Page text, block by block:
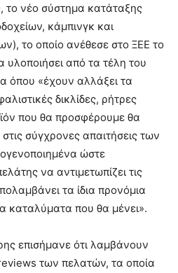
το νέο σύστημα κατάταξης
κάμπινγκ και
το οποίο ανέθεσε στο ΞΕΕ το
υλοποιήσει από τα τέλη του
όπου «έχουν αλλάξει τα
δικλίδες, ρήτρες
που θα προσφέρουμε θα
σύγχρονες απαιτήσεις των
ώστε
να αντιμετωπίζει τις
τα ίδια προνόμια
καταλύματα που θα μένει».
επισήμανε ότι λαμβάνουν
των πελατών, τα οποία